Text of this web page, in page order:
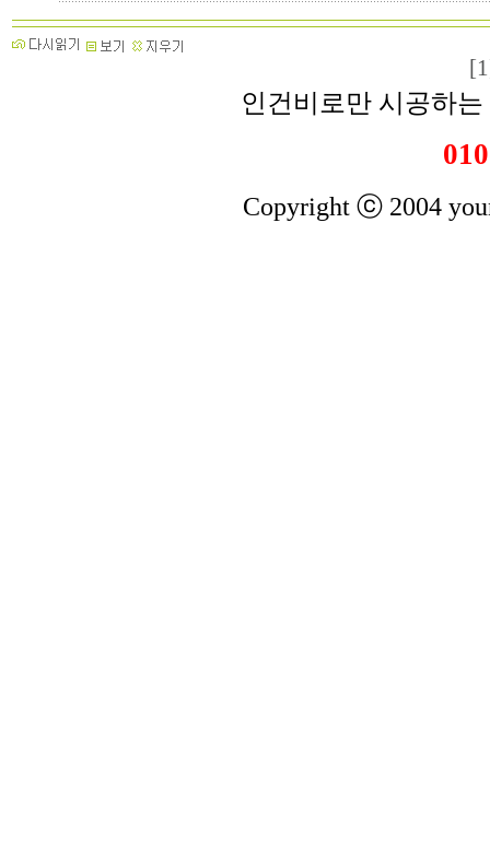
인건비로만 시공하
Copyright ⓒ 2004